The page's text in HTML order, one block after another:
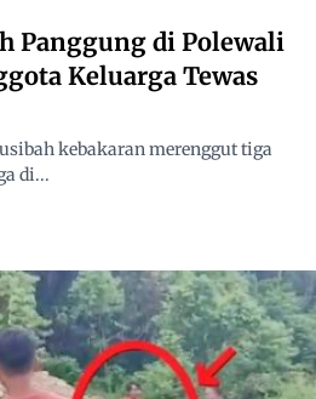
Panggung di Polewali
Keluarga Tewas
kebakaran merenggut tiga
di...